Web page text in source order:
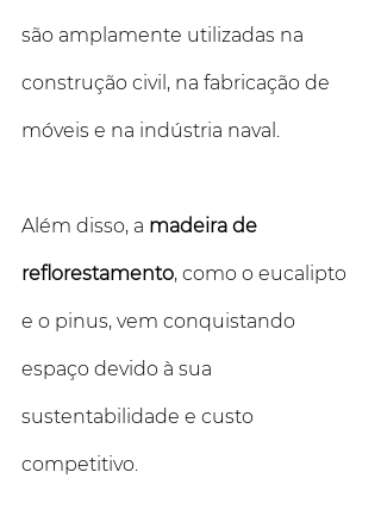
são amplamente utilizadas na
construção civil, na fabricação de
móveis e na indústria naval.
Além disso, a madeira de
reflorestamento, como o eucalipto
e o pinus, vem conquistando
espaço devido à sua
sustentabilidade e custo
competitivo.